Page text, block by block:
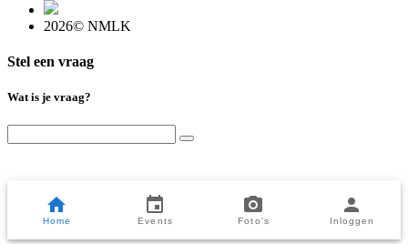
2026© NMLK
Stel een vraag
Wat is je vraag?
Home Events Foto's Inloggen